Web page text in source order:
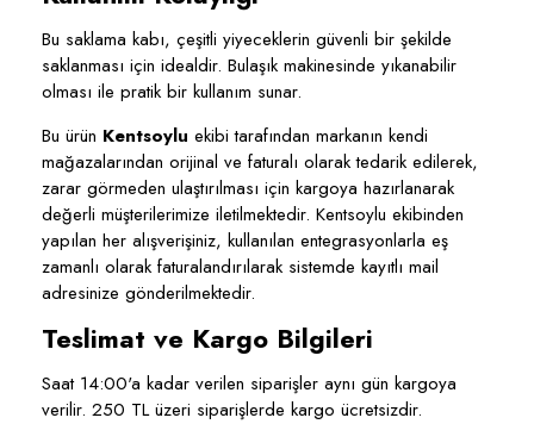
Bu saklama kabı, çeşitli yiyeceklerin güvenli bir şekilde
saklanması için idealdir. Bulaşık makinesinde yıkanabilir
olması ile pratik bir kullanım sunar.
Bu ürün Kentsoylu ekibi tarafından markanın kendi
mağazalarından orijinal ve faturalı olarak tedarik edilerek,
zarar görmeden ulaştırılması için kargoya hazırlanarak
değerli müşterilerimize iletilmektedir. Kentsoylu ekibinden
yapılan her alışverişiniz, kullanılan entegrasyonlarla eş
zamanlı olarak faturalandırılarak sistemde kayıtlı mail
adresinize gönderilmektedir.
Teslimat ve Kargo Bilgileri
Saat 14:00'a kadar verilen siparişler aynı gün kargoya
verilir. 250 TL üzeri siparişlerde kargo ücretsizdir.